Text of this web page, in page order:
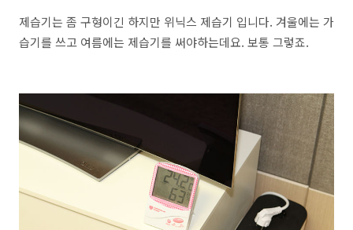
제습기는 좀 구형이긴 하지만 위닉스 제습기 입니다. 겨울에는 가
습기를 쓰고 여름에는 제습기를 써야하는데요. 보통 그렇죠.